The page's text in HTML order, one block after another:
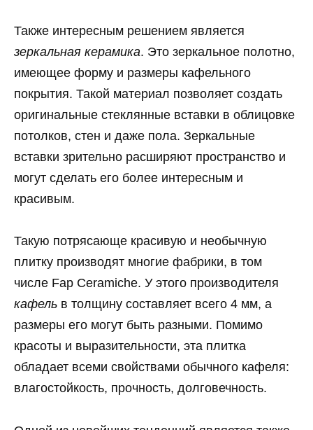
Также интересным решением является
зеркальная керамика. Это зеркальное полотно,
имеющее форму и размеры кафельного
покрытия. Такой материал позволяет создать
оригинальные стеклянные вставки в облицовке
потолков, стен и даже пола. Зеркальные
вставки зрительно расширяют пространство и
могут сделать его более интересным и
красивым.
Такую потрясающе красивую и необычную
плитку производят многие фабрики, в том
числе Fap Ceramiche. У этого производителя
кафель в толщину составляет всего 4 мм, а
размеры его могут быть разными. Помимо
красоты и выразительности, эта плитка
обладает всеми свойствами обычного кафеля:
влагостойкость, прочность, долговечность.